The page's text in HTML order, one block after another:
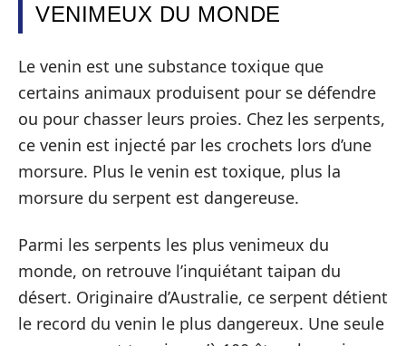
VENIMEUX DU MONDE
Le venin est une substance toxique que
certains animaux produisent pour se défendre
ou pour chasser leurs proies. Chez les serpents,
ce venin est injecté par les crochets lors d’une
morsure. Plus le venin est toxique, plus la
morsure du serpent est dangereuse.
Parmi les serpents les plus venimeux du
monde, on retrouve l’inquiétant taipan du
désert. Originaire d’Australie, ce serpent détient
le record du venin le plus dangereux. Une seule